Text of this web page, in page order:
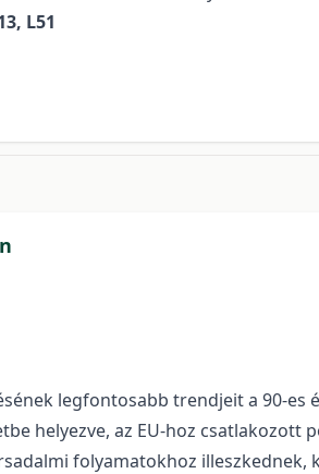
L51
legfontosabb trendjeit a 90-
helyezve, az EU-hoz
folyamatokhoz